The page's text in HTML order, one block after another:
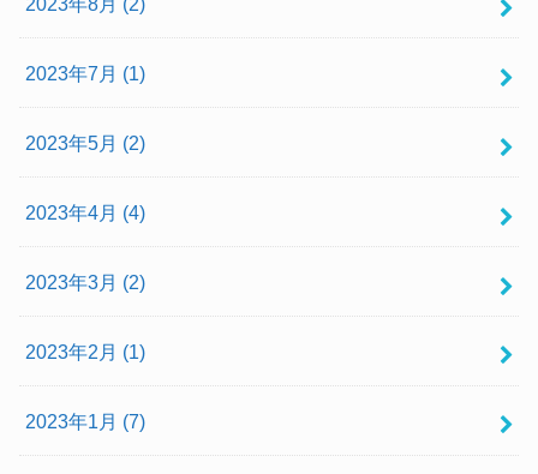
2023年7月 (1)
2023年5月 (2)
2023年4月 (4)
2023年3月 (2)
2023年2月 (1)
2023年1月 (7)